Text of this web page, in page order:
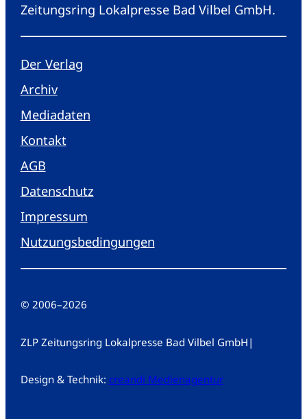
Zeitungsring Lokalpresse Bad Vilbel GmbH.
Der Verlag
Archiv
Mediadaten
Kontakt
AGB
Datenschutz
Impressum
Nutzungsbedingungen
© 2006–2026
ZLP Zeitungsring Lokalpresse Bad Vilbel GmbH |
Design & Technik: creandi Medienagentur